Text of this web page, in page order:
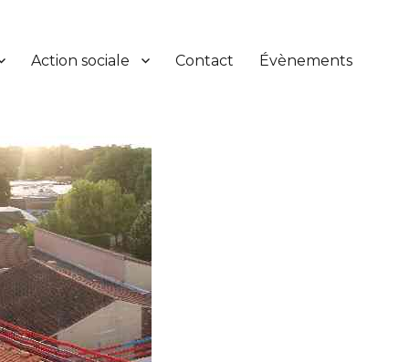
Action sociale Contact Évènements